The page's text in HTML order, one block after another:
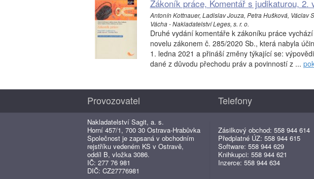
Zákoník práce, Komentář s judikaturou, 2.
Antonín Kottnauer, Ladislav Jouza, Petra Hušková, Václav
Vácha - Nakladatelství Leges, s. r. o.
Druhé vydání komentáře k zákoníku práce
novelu zákonem č. 285/2020 Sb., která nabyla
1. ledna 2021 a přináší změny týkající se:
dané z důvodu přechodu práv a povinností z ...
Provozovatel
Nakladatelství Sagit, a. s.
Horní 457/1, 700 30 Ostrava-Hrabůvka
Společnost je zapsaná v obchodním
rejstříku vedeném KS v Ostravě,
oddíl B, vložka 3086.
IČ: 277 76 981
DIČ: CZ27776981
Telefony
Zásilkový obchod: 558 944 614
Předplatné ÚZ: 558 944 615
Software: 558 944 629
Knihkupci: 558 944 621
Inzerce: 558 944 634